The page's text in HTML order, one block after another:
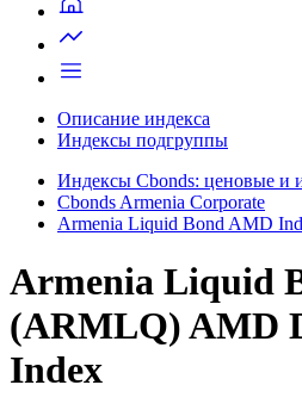
Описание индекса
Индексы подгруппы
Индексы Cbonds: ценовые и
Cbonds Armenia Corporate
Armenia Liquid Bond AMD
Armenia Liquid
(ARMLQ) AMD
Index